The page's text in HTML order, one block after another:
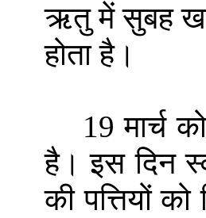
ऋतु में सुबह
होता है।
19 मार्च
है। इस दिन
की पत्तियों